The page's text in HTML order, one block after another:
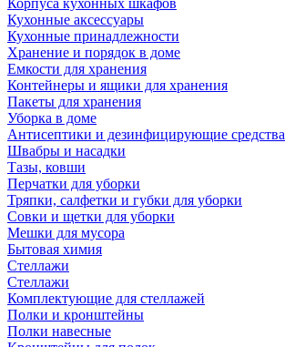
Корпуса кухонных шкафов
Кухонные аксессуары
Кухонные принадлежности
Хранение и порядок в доме
Емкости для хранения
Контейнеры и ящики для хранения
Пакеты для хранения
Уборка в доме
Антисептики и дезинфицирующие средства
Швабры и насадки
Тазы, ковши
Перчатки для уборки
Тряпки, салфетки и губки для уборки
Совки и щетки для уборки
Мешки для мусора
Бытовая химия
Стеллажи
Стеллажи
Комплектующие для стеллажей
Полки и кронштейны
Полки навесные